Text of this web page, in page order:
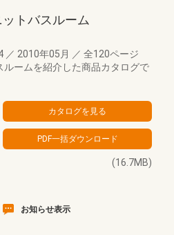
トバスルーム
／ 2010年05月 ／ 全120ページ
ームを紹介した商品カタログで
(16.7MB)
お知らせ表示